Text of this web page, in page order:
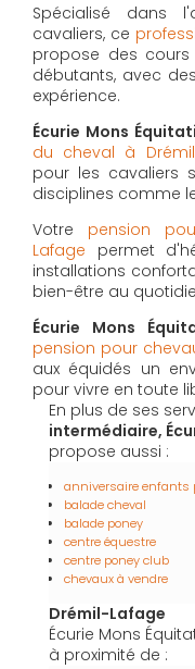
Spécialisé dans
cavaliers, ce
propose des
débutants, avec
expérience.
Écurie Mons
du cheval à
pour les cavaliers
disciplines comme
Votre pension
Lafage permet
installations
bien-être au
Écurie Mons
pension pour
aux équidés un
pour vivre en toute
En plus de ses
intermédiaire,
propose aussi :
anniversaire enfants
balade cheval
balade poney
centre équestre
centre poney club
chevaux à vendre
Drémil-Lafage
Écurie Mons
à proximité de :